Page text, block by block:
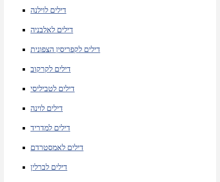
דילים לוילנה
דילים לאלבניה
דילים לקפריסין הצפונית
דילים לקרקוב
דילים לטביליסי
דילים לוינה
דילים למדריד
דילים לאמסטרדם
דילים לברלין